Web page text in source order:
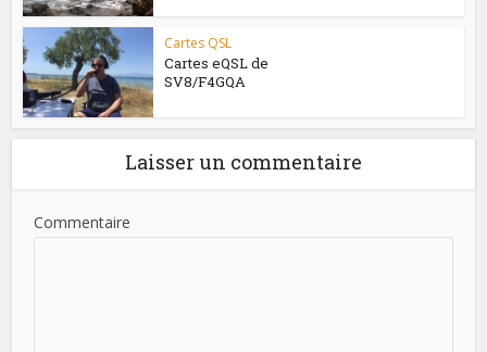
Cartes QSL
Cartes eQSL de
SV8/F4GQA
Laisser un commentaire
Commentaire